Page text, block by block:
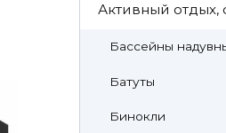
Активный отдых,
Бассейны
Батуты
Бинокли